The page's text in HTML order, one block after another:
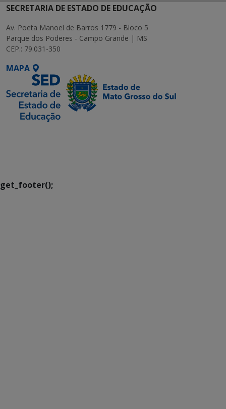
SECRETARIA DE ESTADO DE EDUCAÇÃO
Av. Poeta Manoel de Barros 1779 - Bloco 5
Parque dos Poderes - Campo Grande | MS
CEP.: 79.031-350
MAPA
get_footer();